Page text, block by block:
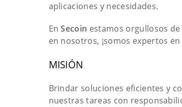
aplicaciones y necesidades.
EnSecoin estamos orgullosos
en nosotros, ¡somos expertos
MISIÓN
Brindar soluciones eficientes y
nuestras tareas con